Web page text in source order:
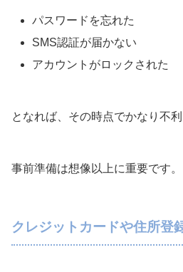
パスワードを忘れた
SMS認証が届かない
アカウントがロックされた
となれば、その時点でかなり不利
事前準備は想像以上に重要です。
クレジットカードや住所登